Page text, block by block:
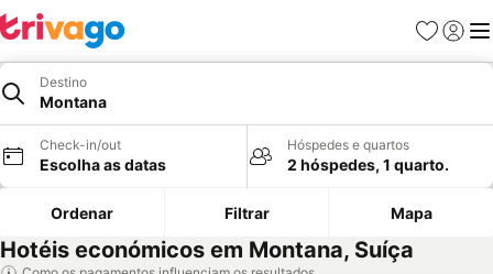
Favoritos
Iniciar
Destino
Montana
Check-in/out
Escolha as datas
Hóspedes e quartos
2 hóspedes, 1 quarto.
Ordenar Filtrar Mapa
Hotéis económicos em Montana, Suíça